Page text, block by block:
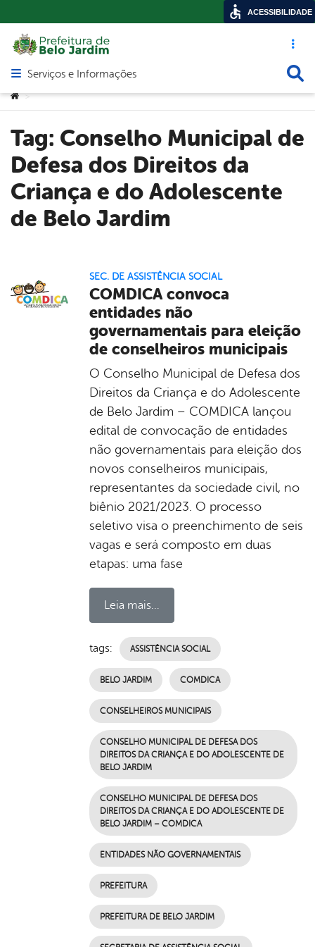
Acesso
Abrir menu principal de navegação
Serviços e Informações
Você está aqui:
>
Tag: Conselho Municipal de
Defesa dos Direitos da
Criança e do Adolescente
de Belo Jardim
SEC. DE ASSISTÊNCIA SOCIAL
COMDICA convoca
entidades não
governamentais para eleição
de conselheiros municipais
O Conselho Municipal de Defesa dos
Direitos da Criança e do Adolescente
de Belo Jardim – COMDICA lançou
edital de convocação de entidades
não governamentais para eleição dos
novos conselheiros municipais,
representantes da sociedade civil, no
biênio 2021/2023. O processo
seletivo visa o preenchimento de seis
vagas e será composto em duas
etapas: uma fase
Leia mais...
tags: ASSISTÊNCIA SOCIAL
BELO JARDIM COMDICA
CONSELHEIROS MUNICIPAIS
CONSELHO MUNICIPAL DE DEFESA DOS
DIREITOS DA CRIANÇA E DO ADOLESCENTE DE
BELO JARDIM
CONSELHO MUNICIPAL DE DEFESA DOS
DIREITOS DA CRIANÇA E DO ADOLESCENTE DE
BELO JARDIM – COMDICA
ENTIDADES NÃO GOVERNAMENTAIS
PREFEITURA
PREFEITURA DE BELO JARDIM
ACESSIBILIDADE